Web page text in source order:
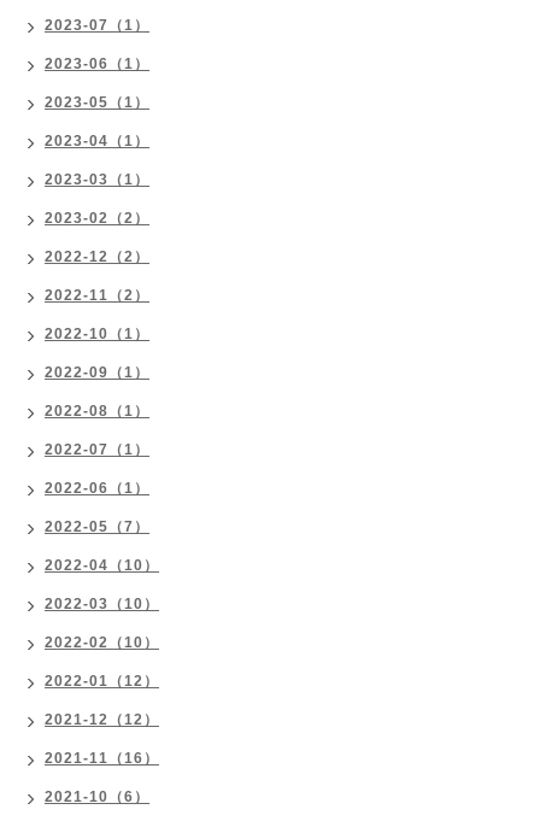
2023-07（1）
2023-06（1）
2023-05（1）
2023-04（1）
2023-03（1）
2023-02（2）
2022-12（2）
2022-11（2）
2022-10（1）
2022-09（1）
2022-08（1）
2022-07（1）
2022-06（1）
2022-05（7）
2022-04（10）
2022-03（10）
2022-02（10）
2022-01（12）
2021-12（12）
2021-11（16）
2021-10（6）